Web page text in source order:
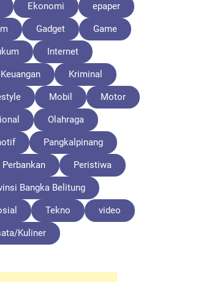
Ekonomi epaper
Gadget Game
Internet
Keuangan Kriminal
Mobil Motor
Olahraga
Pangkalpinang
Perbankan Peristiwa
Bangka Belitung
Tekno video
Kuliner